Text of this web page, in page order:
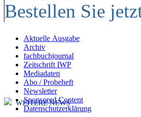
Bestellen Sie
Aktuelle Ausgabe
Archiv
fachbuchjournal
Zeitschrift IWP
Mediadaten
Abo / Probeheft
Newsletter
Sponsored Content
Datenschutzerklärung
WEITERE NEWS